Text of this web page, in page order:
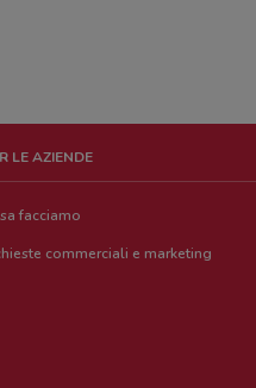
LE AZIENDE
facciamo
commerciali e marketing